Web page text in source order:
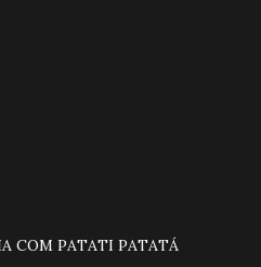
MANHÃ
COM PATATI PATATÁ